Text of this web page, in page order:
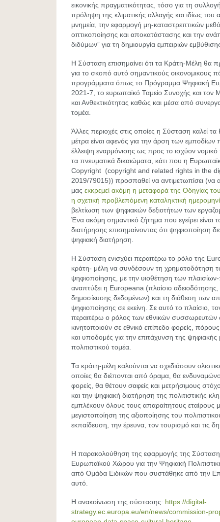
εικονικής πραγματικότητας, τόσο για τη
πρόληψη της κλιματικής αλλαγής και ιδίως του
μνημεία, την εφαρμογή μη-καταστρεπτικών
οπτικοποίησης και αποκατάστασης και την
διδύμων” για τη δημιουργία εμπειριών
Η Σύσταση επισημαίνει ότι τα Κράτη-Μέλη θα
για το σκοπό αυτό σημαντικούς οικονομικους
προγράμματα όπως το Πρόγραμμα Ψηφιακή
2021-7, το ευρωπαϊκό Ταμείο Συνοχής και τον
και Ανθεκτικότητας καθώς και μέσα από
τομέα.
Άλλες περιοχές στις οποίες η Σύσταση καλεί
μέτρα είναι αφενός για την άρση των εμποδίων
έλλειψη εναρμόνισης ως προς το ισχύον νομικό
τα πνευματικά δικαιώματα, κάτι που η
Copyright (copyright and related rights in the
2019/79015)) προσπαθεί να αντιμετωπίσει (να
μας εκκρεμεί ακόμη η μεταφορά της Οδηγίας
η σχετική προβλεπόμενη καταληκτική
βελτίωση των ψηφιακών δεξιοτήτων των
Ένα ακόμη σημαντικό ζήτημα που εγείρει είναι
διατήρησης επισημαίνοντας ότι ψηφιοποίηση
ψηφιακή διατήρηση.
Η Σύσταση ενισχύει περαιτέρω το ρόλο της
κράτη- μέλη να συνδέσουν τη χρηματοδότηση
ψηφιοποίησης, με την υιοθέτηση των
αναπτύξει η Europeana (πλαίσιο αδειοδότησης,
δημοσίευσης δεδομένων) και τη διάθεση των
ψηφιοποίησης σε εκείνη. Σε αυτό το πλαίσιο,
περαιτέρω ο ρόλος των εθνικών
κινητοποιούν σε εθνικό επίπεδο φορείς,
και υποδομές για την επιτάχυνση της
πολιτιστικού τομέα.
Τα κράτη-μέλη καλούνται να σχεδιάσουν
οποίες θα διέπονται από όραμα, θα
φορείς, θα θέτουν σαφείς και μετρήσιμους
και την ψηφιακή διατήρηση της πολιτιστικής
εμπλέκουν όλους τους απαραίτητους εταίρους
μεγιστοποίηση της αξιοποίησης του
εκπαίδευση, την έρευνα, τον τουρισμό και τις
Η παρακολούθηση της εφαρμογής της
Ευρωπαϊκού Χώρου για την Ψηφιακή
από Ομάδα Ειδικών που συστάθηκε από την
αυτό.
H ανακοίνωση της σύστασης: https://digital-
strategy.ec.europa.eu/en/news/commission-